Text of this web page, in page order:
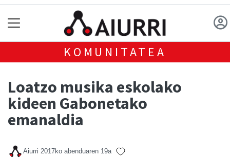
KOMUNITATEA
Loatzo musika eskolako
kideen Gabonetako
emanaldia
Aiurri 2017ko abenduaren 19a